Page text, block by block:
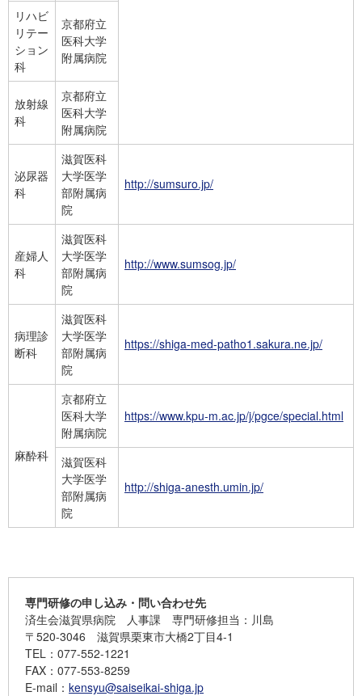
リハビ
リテー
ション
科
京都府立
医科大学
附属病院
放射線
科
京都府立
医科大学
附属病院
泌尿器
科
滋賀医科
大学医学
部附属病
院
http://sumsuro.jp/
産婦人
科
滋賀医科
大学医学
部附属病
院
http://www.sumsog.jp/
病理診
断科
滋賀医科
大学医学
部附属病
院
https://shiga-med-patho1.sakura.ne.jp/
麻酔科
京都府立
医科大学
附属病院
https://www.kpu-m.ac.jp/j/pgce/special.html
滋賀医科
大学医学
部附属病
院
http://shiga-anesth.umin.jp/
専門研修の申し込み・問い合わせ先
済生会滋賀県病院 人事課 専門研修担当：川島
〒520-3046 滋賀県栗東市大橋2丁目4-1
TEL：077-552-1221
FAX：077-553-8259
E-mail： kensyu@saiseikai-shiga.jp